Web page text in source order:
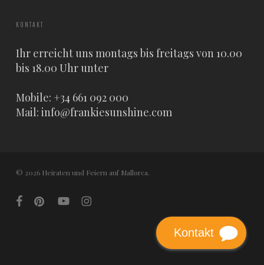
KONTAKT
Ihr erreicht uns montags bis freitags von 10.00
bis 18.00 Uhr unter
Mobile: +34 661 092 000
Mail: info@frankiesunshine.com
© 2026 Heiraten und Feiern auf Mallorca.
facebookpinterestyoutubeinstagram
Kontakt